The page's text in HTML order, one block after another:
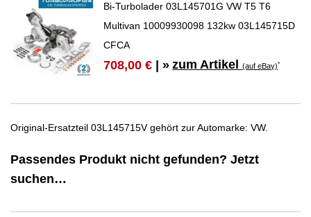
Bi-Turbolader 03L145701G VW T5 T6
Multivan 10009930098 132kw 03L145715D
CFCA
708,00 € | » zum Artikel(auf eBay)*
Original-Ersatzteil 03L145715V gehört zur Automarke: VW.
Passendes Produkt nicht gefunden? Jetzt
suchen…